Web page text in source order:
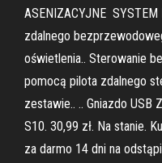
ASENIZACYJNE ️ SYSTEM
zdalnego
oświetlenia.. Sterowanie
pomocą pilota zdalnego
zestawie.. .. Gniazdo USB
S10. 30,99 zł. Na stanie.
za darmo 14 dni na